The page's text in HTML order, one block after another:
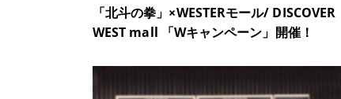
「北斗の拳」×WESTERモール/ DISCOVER
WEST mall 「Wキャンペーン」開催！